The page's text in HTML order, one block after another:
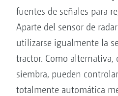
fuentes de señales para
Aparte del sensor de
utilizarse igualmente la
tractor. Como alternativa,
siembra, pueden
totalmente automática